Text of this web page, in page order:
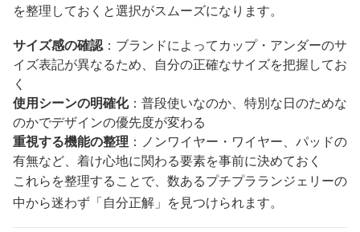
を整理しておくと選択がスムーズになります。
サイズ感の確認：ブランドによってカップ・アンダーのサ
イズ表記が異なるため、自分の正確なサイズを把握してお
く
使用シーンの明確化：普段使いなのか、特別な日のためな
のかでデザインの優先度が変わる
重視する機能の整理 ：ノンワイヤー・ワイヤー、パッドの
有無など、着け心地に関わる要素を事前に決めておく
これらを整理することで、数あるプチプラランジェリーの
中から迷わず「自分正解」を見つけられます。